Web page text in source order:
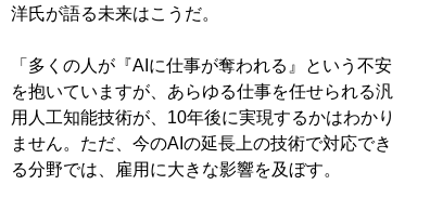
洋氏が語る未来はこうだ。
「多くの人が『AIに仕事が奪われる』という不安
を抱いていますが、あらゆる仕事を任せられる汎
用人工知能技術が、10年後に実現するかはわかり
ません。ただ、今のAIの延長上の技術で対応でき
る分野では、雇用に大きな影響を及ぼす。